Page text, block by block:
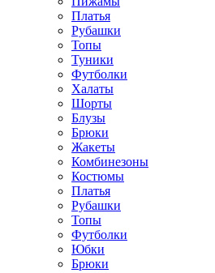
Платья
Рубашки
Топы
Туники
Футболки
Халаты
Шорты
Блузы
Брюки
Жакеты
Комбинезоны
Костюмы
Платья
Рубашки
Топы
Футболки
Юбки
Брюки